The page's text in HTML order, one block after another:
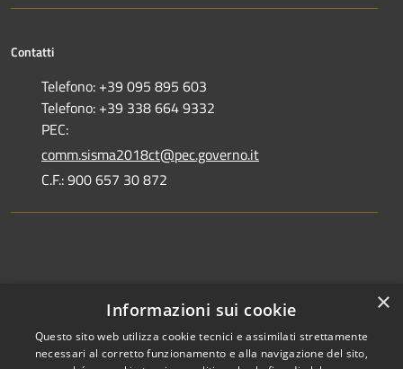
Contatti
Telefono: +39 095 895 603
Telefono: +39 338 664 9332
PEC:
comm.sisma2018ct@pec.governo.it
C.F.: 900 657 30 872
Dichiarazione di accessibilità
×
Informazioni sui cookie
Questo sito web utilizza cookie tecnici e assimilati strettamente
necessari al corretto funzionamento e alla navigazione del sito,